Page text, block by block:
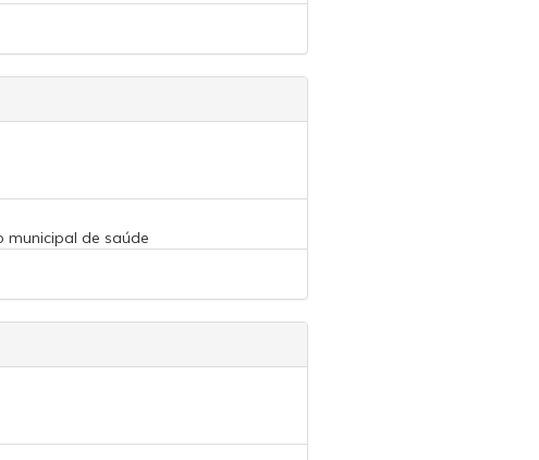
municipal de saúde